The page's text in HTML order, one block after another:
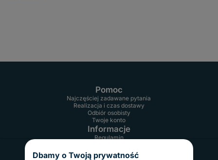
Pomoc
Najczęściej zadawane pytania
Realizacja i czas dostawy
Odbiór osobisty
Twoje konto
Informacje
Regulamin
Gwarancja
Dbamy o Twoją prywatność